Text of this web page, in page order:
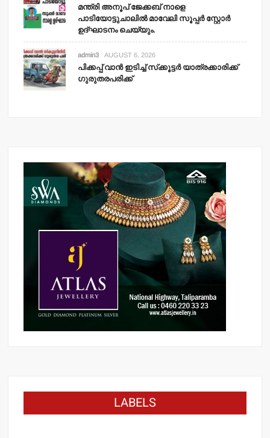
മന്ത്രി അനൂപ് ജേക്കബ് നാളെ
പാടിയോട്ടുചാലില്‍ മാവേലി സൂപ്പര്‍ സ്റ്റോര്‍
ഉദ്ഘാടനം ചെയ്യും.
admin3 AUGUST 6, 2026
പിക്കപ്പ് വാന്‍ ഇടിച്ച് സ്‌ക്കൂട്ടര്‍ യാത്രക്കാരിക്ക്
ഗുരുതരപരിക്ക്
LABELS